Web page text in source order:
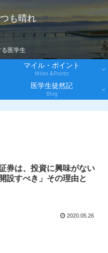
も晴れ
医学生
マイル・ポイント
Miles &Points
医学生徒然記
Blog
証券は、投資に興味がない
設すべき」その理由と
2020.05.26